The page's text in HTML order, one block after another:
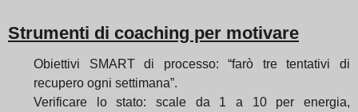
Strumenti di coaching per motivare
Obiettivi SMART di processo: “farò tre tentativi di
recupero ogni settimana”.
Verificare lo stato: scale da 1 a 10 per energia,